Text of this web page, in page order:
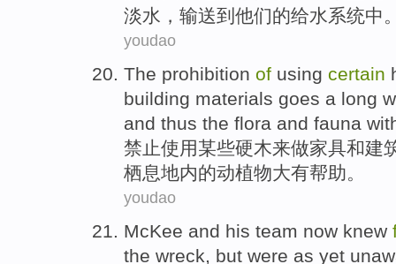
淡水，输送到 他们的给水系统中
youdao
The prohibition of using certain
building materials goes a long
and thus the flora and fauna
禁止使用某些硬木来做家具和建
栖息地内的动植物大有帮助。
youdao
McKee and his team now knew
the wreck, but were as yet